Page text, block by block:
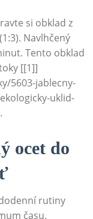
si obklad z
Navlhčený
Tento obklad
[[1]]
5603-jablecny-
uklid-
ocet do
rutiny
času.